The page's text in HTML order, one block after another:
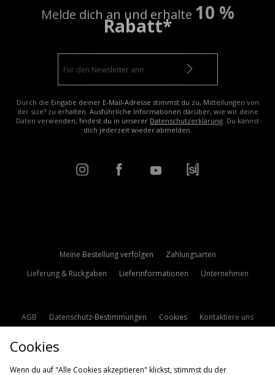
Melde dich an und erhalte 10 %
Rabatt*
Durch die Eingabe deiner E-Mail-Adresse stimmst du zu, Mitteilungen von
der size? zu erhalten. Ausführliche Informationen darüber, wie wir deine
Daten verwenden, findest du in unserer Datenschutzerklärung. Du kannst
dich jederzeit wieder abmelden.
Meine Bestellung verfolgen
Zahlungsarten
Lieferung & Rückgaben
Lieferinformationen Unternehmen
AGB Datenschutz-Bestimmungen Cookies
Kontaktiere uns
Cookies
Wenn du auf "Alle Cookies akzeptieren" klickst, stimmst du der